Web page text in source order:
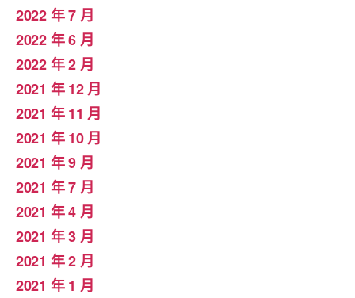
2022 年 7 月
2022 年 6 月
2022 年 2 月
2021 年 12 月
2021 年 11 月
2021 年 10 月
2021 年 9 月
2021 年 7 月
2021 年 4 月
2021 年 3 月
2021 年 2 月
2021 年 1 月